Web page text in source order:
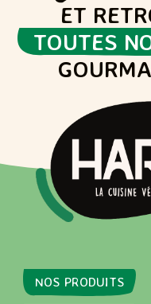
ET
TOUTES
NOS PRODUITS